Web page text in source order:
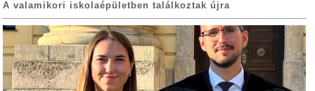
A valamikori iskolaépületben találkoztak újra